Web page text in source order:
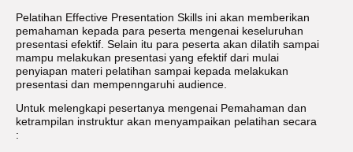
Pelatihan Effective Presentation Skills ini akan memberikan
pemahaman kepada para peserta mengenai keseluruhan
presentasi efektif. Selain itu para peserta akan dilatih sampai
mampu melakukan presentasi yang efektif dari mulai
penyiapan materi pelatihan sampai kepada melakukan
presentasi dan mempenngaruhi audience.
Untuk melengkapi pesertanya mengenai Pemahaman dan
ketrampilan instruktur akan menyampaikan pelatihan secara
: